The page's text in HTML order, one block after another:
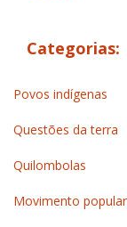
Categorias:
Povos indígenas
Questões da terra
Quilombolas
Movimento popular